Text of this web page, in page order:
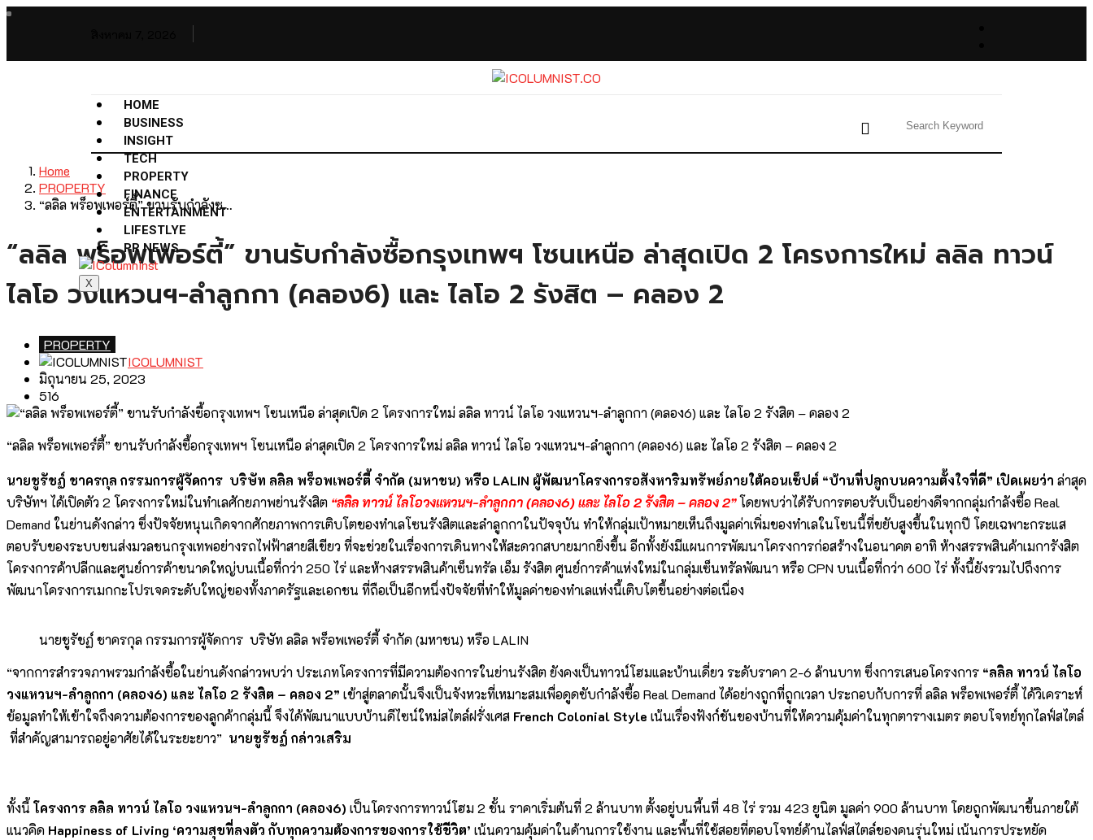
HOME
BUSINESS
INSIGHT
TECH
PROPERTY
FINANCE
ENTERTAINMENT
LIFESTLYE
PR NEWS
X
Home
PROPERTY
“ลลิล พร็อพเพอร์ตี้” ขานรับกำลังซ…
“ลลิล พร็อพเพอร์ตี้” ขานรับกำลังซื้อกรุงเทพฯ โซนเหนือ ล่าสุดเปิด 2 โครงการใหม่ ลลิล ทาวน์
ไลโอ วงแหวนฯ-ลำลูกกา (คลอง6) และ ไลโอ 2 รังสิต – คลอง 2
PROPERTY
ICOLUMNIST
มิถุนายน 25, 2023
516
“ลลิล พร็อพเพอร์ตี้” ขานรับกำลังซื้อกรุงเทพฯ โซนเหนือ ล่าสุดเปิด 2 โครงการใหม่ ลลิล ทาวน์ ไลโอ วงแหวนฯ-ลำลูกกา (คลอง6) และ ไลโอ 2 รังสิต – คลอง 2
นายชูรัชฏ์ ชาครกุล กรรมการผู้จัดการ บริษัท ลลิล พร็อพเพอร์ตี้ จำกัด (มหาชน) หรือ LALIN ผู้พัฒนาโครงการอสังหาริมทรัพย์ภายใต้คอนเซ็ปต์ “บ้านที่ปลูกบนความตั้งใจที่ดี” เปิดเผยว่า ล่าสุด
บริษัทฯ ได้เปิดตัว 2 โครงการใหม่ในทำเลศักยภาพย่านรังสิต “ลลิล ทาวน์ ไลโอวงแหวนฯ-ลำลูกกา (คลอง6) และ ไลโอ 2 รังสิต – คลอง 2”โดยพบว่าได้รับการตอบรับเป็นอย่างดีจากกลุ่มกำลังซื้อ Real
Demand ในย่านดังกล่าว ซึ่งปัจจัยหนุนเกิดจากศักยภาพการเติบโตของทำเลโซนรังสิตและลำลูกกาในปัจจุบัน ทำให้กลุ่มเป้าหมายเห็นถึงมูลค่าเพิ่มของทำเลในโซนนี้ที่ขยับสูงขึ้นในทุกปี โดยเฉพาะกระแส
ตอบรับของระบบขนส่งมวลชนกรุงเทพอย่างรถไฟฟ้าสายสีเขียว ที่จะช่วยในเรื่องการเดินทางให้สะดวกสบายมากยิ่งขึ้น อีกทั้งยังมีแผนการพัฒนาโครงการก่อสร้างในอนาคต อาทิ ห้างสรรพสินค้าเมการังสิต
โครงการค้าปลีกและศูนย์การค้าขนาดใหญ่บนเนื้อที่กว่า 250 ไร่ และห้างสรรพสินค้าเซ็นทรัล เอ็ม รังสิต ศูนย์การค้าแห่งใหม่ในกลุ่มเซ็นทรัลพัฒนา หรือ CPN บนเนื้อที่กว่า 600 ไร่ ทั้งนี้ยังรวมไปถึงการ
พัฒนาโครงการเมกกะโปรเจคระดับใหญ่ของทั้งภาครัฐและเอกชน ที่ถือเป็นอีกหนึ่งปัจจัยที่ทำให้มูลค่าของทำเลแห่งนี้เติบโตขึ้นอย่างต่อเนื่อง
นายชูรัชฏ์ ชาครกุล กรรมการผู้จัดการ บริษัท ลลิล พร็อพเพอร์ตี้ จำกัด (มหาชน) หรือ LALIN
“จากการสำรวจภาพรวมกำลังซื้อในย่านดังกล่าวพบว่า ประเภทโครงการที่มีความต้องการในย่านรังสิต ยังคงเป็นทาวน์โฮมและบ้านเดี่ยว ระดับราคา 2-6 ล้านบาท ซึ่งการเสนอโครงการ “ลลิล ทาวน์ ไลโอ
วงแหวนฯ-ลำลูกกา (คลอง6) และ ไลโอ 2 รังสิต – คลอง 2” เข้าสู่ตลาดนั้นจึงเป็นจังหวะที่เหมาะสมเพื่อดูดซับกำลังซื้อ Real Demand ได้อย่างถูกที่ถูกเวลา ประกอบกับการที่ ลลิล พร็อพเพอร์ตี้ ได้วิเคราะห์
ข้อมูลทำให้เข้าใจถึงความต้องการของลูกค้ากลุ่มนี้ จึงได้พัฒนาแบบบ้านดีไซน์ใหม่สไตล์ฝรั่งเศส French Colonial Style เน้นเรื่องฟังก์ชันของบ้านที่ให้ความคุ้มค่าในทุกตารางเมตร ตอบโจทย์ทุกไลฟ์สไตล์
ที่สำคัญสามารถอยู่อาศัยได้ในระยะยาว” นายชูรัชฏ์ กล่าวเสริม
ทั้งนี้ โครงการ ลลิล ทาวน์ ไลโอ วงแหวนฯ-ลำลูกกา (คลอง6) เป็นโครงการทาวน์โฮม 2 ชั้น ราคาเริ่มต้นที่ 2 ล้านบาท ตั้งอยู่บนพื้นที่ 48 ไร่ รวม 423 ยูนิต มูลค่า 900 ล้านบาท โดยถูกพัฒนาขึ้นภายใต้
แนวคิด Happiness of Living ‘ความสุขที่ลงตัว กับทุกความต้องการของการใช้ชีวิต’ เน้นความคุ้มค่าในด้านการใช้งาน และพื้นที่ใช้สอยที่ตอบโจทย์ด้านไลฟ์สไตล์ของคนรุ่นใหม่ เน้นการประหยัด